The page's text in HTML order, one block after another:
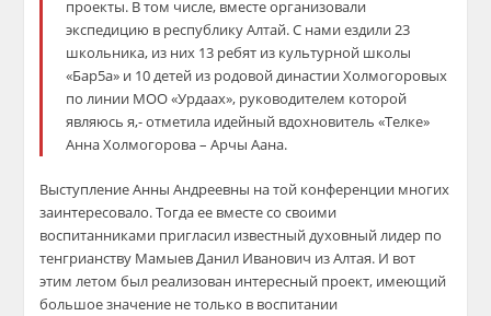
проекты. В том числе, вместе организовали
экспедицию в республику Алтай. С нами ездили 23
школьника, из них 13 ребят из культурной школы
«Бар5а» и 10 детей из родовой династии Холмогоровых
по линии МОО «Урдаах», руководителем которой
являюсь я,- отметила идейный вдохновитель «Телке»
Анна Холмогорова – Арчы Аана.
Выступление Анны Андреевны на той конференции многих
заинтересовало. Тогда ее вместе со своими
воспитанниками пригласил известный духовный лидер по
тенгрианству Мамыев Данил Иванович из Алтая. И вот
этим летом был реализован интересный проект, имеющий
большое значение не только в воспитании